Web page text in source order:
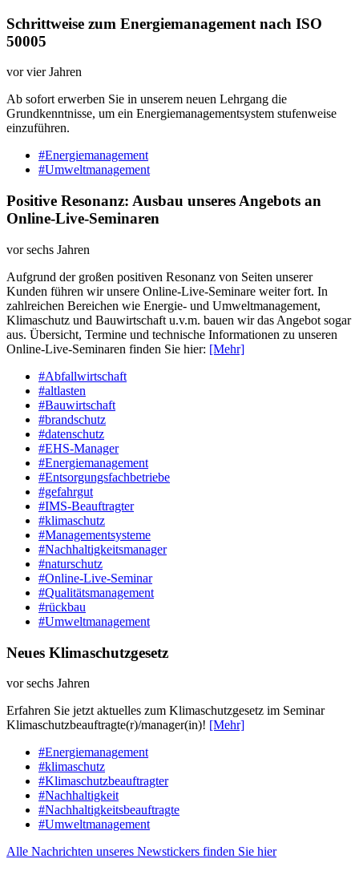
Schrittweise zum Energiemanagement nach ISO
50005
vor vier Jahren
Ab sofort erwerben Sie in unserem neuen Lehrgang die
Grundkenntnisse, um ein Energiemanagementsystem stufenweise
einzuführen.
#Energiemanagement
#Umweltmanagement
Positive Resonanz: Ausbau unseres Angebots an
Online-Live-Seminaren
vor sechs Jahren
Aufgrund der großen positiven Resonanz von Seiten unserer
Kunden führen wir unsere Online-Live-Seminare weiter fort. In
zahlreichen Bereichen wie Energie- und Umweltmanagement,
Klimaschutz und Bauwirtschaft u.v.m. bauen wir das Angebot sogar
aus. Übersicht, Termine und technische Informationen zu unseren
Online-Live-Seminaren finden Sie hier: [Mehr]
#Abfallwirtschaft
#altlasten
#Bauwirtschaft
#brandschutz
#datenschutz
#EHS-Manager
#Energiemanagement
#Entsorgungsfachbetriebe
#gefahrgut
#IMS-Beauftragter
#klimaschutz
#Managementsysteme
#Nachhaltigkeitsmanager
#naturschutz
#Online-Live-Seminar
#Qualitätsmanagement
#rückbau
#Umweltmanagement
Neues Klimaschutzgesetz
vor sechs Jahren
Erfahren Sie jetzt aktuelles zum Klimaschutzgesetz im Seminar
Klimaschutzbeauftragte(r)/manager(in)! [Mehr]
#Energiemanagement
#klimaschutz
#Klimaschutzbeauftragter
#Nachhaltigkeit
#Nachhaltigkeitsbeauftragte
#Umweltmanagement
Alle Nachrichten unseres Newstickers finden Sie hier